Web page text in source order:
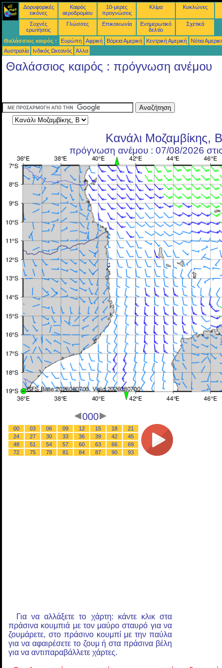
Δορυφορικές
εικόνες
Καιρός
αεροδρομίου
10-μερες
προγνώσεις
Κλίμα Κυκλώνες
Συχνές
ερωτήσεις
Γλώσσες Επικοινωνία
Ενημερωτικό
δελτίο
Σχετικά
Θαλάσσιος καιρός : Ευρώπη Αφρική Βόρεια Αμερική Κεντρική Αμερική
Νότια
Αυστραλία
Ινδικός Ωκεανός Άλλα
Θαλάσσιος καιρός : πρόγνωση ανέμου
Κανάλι Μοζαμβίκης, Β
πρόγνωση ανέμου : 07/08/2026
000
00 03 06 09 12 15 18
21
24
27 30 33 36 39 42
45
48
51 54 57 60 63 66
69
72
75 78 81 84 87 90 93
Για να αλλάξετε το χάρτη: κάντε κλικ στα
πράσινα κουμπιά με τον μαύρο σταυρό για να
ζουμάρετε, στο πράσινο κουμπί με την παύλα
για να αφαιρέσετε το ζουμ ή στα πράσινα βέλη
για να αντιπαραβάλλετε χάρτες.